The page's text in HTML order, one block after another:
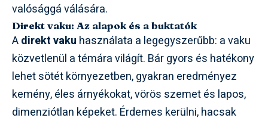
valósággá válására.
Direkt vaku: Az alapok és a buktatók
Adirekt vaku használata a legegyszerűbb: a vaku
közvetlenül a témára világít. Bár gyors és hatékony
lehet sötét környezetben, gyakran eredményez
kemény, éles árnyékokat, vörös szemet és lapos,
dimenziótlan képeket. Érdemes kerülni, hacsak